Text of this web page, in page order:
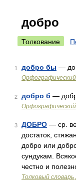
добро
Толкование
1 добро бы —
Орфографический
2 добро б —
Орфографический
3 ДОБРО — ср.
достаток,
добро или
сундукам.
честно и
Толковый словарь